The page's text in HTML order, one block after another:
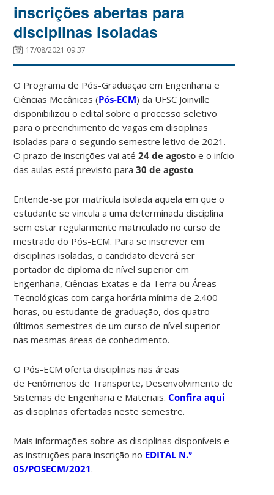
inscrições abertas para
disciplinas isoladas
17/08/2021 09:37
O Programa de Pós-Graduação em Engenharia e
Ciências Mecânicas (Pós-ECM) da UFSC Joinville
disponibilizou o edital sobre o processo seletivo
para o preenchimento de vagas em disciplinas
isoladas para o segundo semestre letivo de 2021.
O prazo de inscrições vai até24 de agostoe o início
das aulas está previsto para30 de agosto.
Entende-se por matrícula isolada aquela em que o
estudante se vincula a uma determinada disciplina
sem estar regularmente matriculado no curso de
mestrado do Pós-ECM. Para se inscrever em
disciplinas isoladas, o candidato deverá ser
portador de diploma de nível superior em
Engenharia, Ciências Exatas e da Terra ou Áreas
Tecnológicas com carga horária mínima de 2.400
horas, ou estudante de graduação, dos quatro
últimos semestres de um curso de nível superior
nas mesmas áreas de conhecimento.
O Pós-ECM oferta disciplinas nas áreas
de Fenômenos de Transporte, Desenvolvimento de
Sistemas de Engenharia e Materiais.Confira aqui
as disciplinas ofertadas neste semestre.
Mais informações sobre as disciplinas disponíveis e
as instruções para inscrição no EDITAL N.°
05/POSECM/2021.